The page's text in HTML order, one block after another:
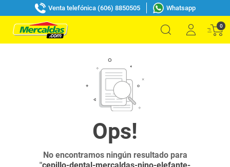
Venta telefónica (606) 8850505 Whatsapp
0
No encontramos ningún resultado para